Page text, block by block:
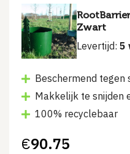
Zwart
Levertijd: 5
Beschermend tegen
Makkelijk te snijden
100% recyclebaar
€90.75